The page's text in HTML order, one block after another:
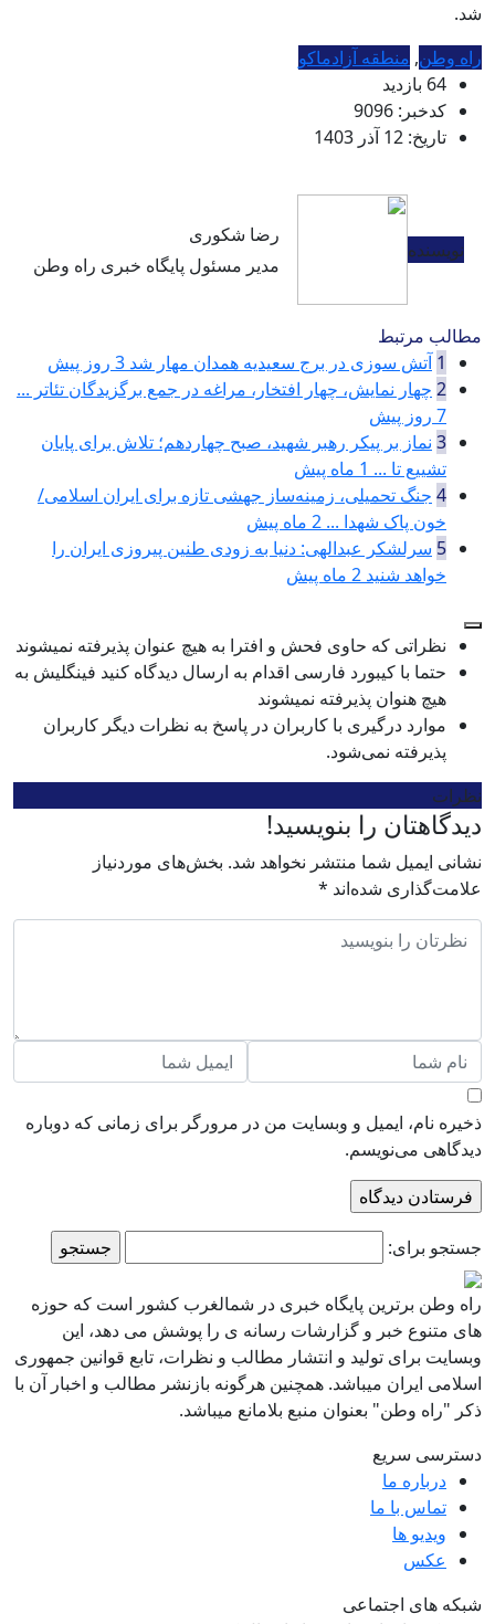
شد.
راه وطن, منطقه آزادماکو
64 بازدید
کدخبر: 9096
تاریخ: 12 آذر 1403
نویسنده
رضا شکوری
مدیر مسئول پایگاه خبری راه وطن
مطالب مرتبط
1 آتش سوزی در برج سعیدیه همدان مهار شد 3 روز پیش
2 چهار نمایش، چهار افتخار، مراغه در جمع برگزیدگان تئاتر ...
7 روز پیش
3 نماز بر پیکر رهبر شهید، صبح چهاردهم؛ تلاش برای پایان
تشییع تا ... 1 ماه پیش
4 جنگ تحمیلی، زمینه‌ساز جهشی تازه برای ایران اسلامی/
خون پاک شهدا ... 2 ماه پیش
5 سرلشکر عبدالهی: دنیا به زودی طنین پیروزی ایران را
خواهد شنید 2 ماه پیش
نظراتی که حاوی فحش و افترا به هیچ عنوان پذیرفته نمیشوند
حتما با کیبورد فارسی اقدام به ارسال دیدگاه کنید فینگلیش به
هیچ هنوان پذیرفته نمیشوند
موارد درگیری با کاربران در پاسخ به نظرات دیگر کاربران
پذیرفته نمی‌شود.
نظرات
دیدگاهتان را بنویسید!
نشانی ایمیل شما منتشر نخواهد شد. بخش‌های موردنیاز
علامت‌گذاری شده‌اند *
ذخیره نام، ایمیل و وبسایت من در مرورگر برای زمانی که دوباره
دیدگاهی می‌نویسم.
جستجو برای:
راه وطن برترین پایگاه خبری در شمالغرب کشور است که حوزه
های متنوع خبر و گزارشات رسانه ی را پوشش می دهد، این
وبسایت برای تولید و انتشار مطالب و نظرات، تابع قوانین جمهوری
اسلامی ایران میباشد. همچنین هرگونه بازنشر مطالب و اخبار آن با
ذکر "راه وطن" بعنوان منبع بلامانع میباشد.
دسترسی سریع
درباره ما
تماس با ما
ویدیو ها
عکس
شبکه های اجتماعی